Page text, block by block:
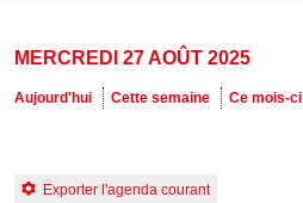
MERCREDI 27 AOÛT 2025
Aujourd'hui Cette semaine Ce mois-ci
Exporter l'agenda courant